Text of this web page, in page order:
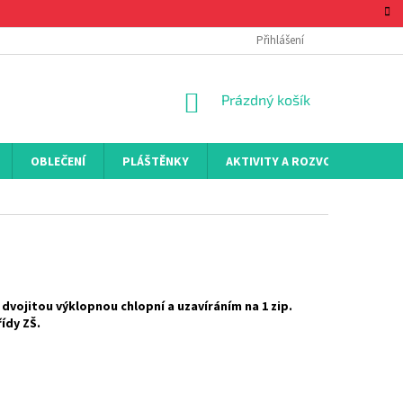
Přihlášení
NÁKUPNÍ
Prázdný košík
OBLEČENÍ PLÁŠTĚNKY AKTIVITY A ROZVOJ
výklopnou chlopní a uzavíráním na 1 zip.
ZŠ.